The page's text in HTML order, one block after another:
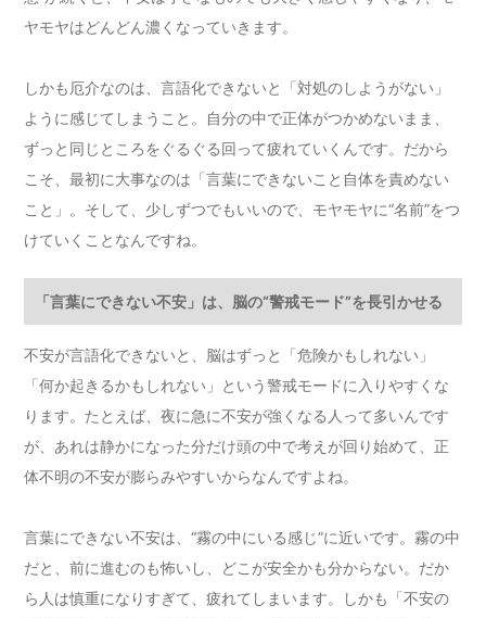
ヤモヤはどんどん濃くなっていきます。
しかも厄介なのは、言語化できないと「対処のしようがない」
ように感じてしまうこと。自分の中で正体がつかめないまま、
ずっと同じところをぐるぐる回って疲れていくんです。だから
こそ、最初に大事なのは「言葉にできないこと自体を責めない
こと」。そして、少しずつでもいいので、モヤモヤに“名前”をつ
けていくことなんですね。
「言葉にできない不安」は、脳の“警戒モード”を長引かせる
不安が言語化できないと、脳はずっと「危険かもしれない」
「何か起きるかもしれない」という警戒モードに入りやすくな
ります。たとえば、夜に急に不安が強くなる人って多いんです
が、あれは静かになった分だけ頭の中で考えが回り始めて、正
体不明の不安が膨らみやすいからなんですよね。
言葉にできない不安は、“霧の中にいる感じ”に近いです。霧の中
だと、前に進むのも怖いし、どこが安全かも分からない。だか
ら人は慎重になりすぎて、疲れてしまいます。しかも「不安の